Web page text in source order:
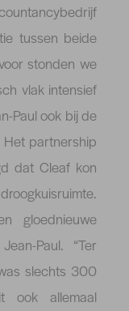
tussen beide
stonden we
vlak intensief
Paul ook bij de
Het partnership
dat Cleaf kon
gloednieuwe
Paul. “Ter
slechts 300
ook allemaal